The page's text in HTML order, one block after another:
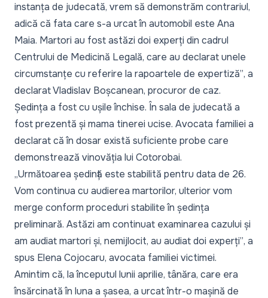
instanța de judecată, vrem să demonstrăm contrariul,
adică că fata care s-a urcat în automobil este Ana
Maia. Martori au fost astăzi doi experți din cadrul
Centrului de Medicină Legală, care au declarat unele
circumstanțe cu referire la rapoartele de expertiză”, a
declarat Vladislav Boșcanean, procuror de caz.
Ședința a fost cu ușile închise. În sala de judecată a
fost prezentă și mama tinerei ucise. Avocata familiei a
declarat că în dosar există suficiente probe care
demonstrează vinovăția lui Cotorobai.
„Următoarea ședință este stabilită pentru data de 26.
Vom continua cu audierea martorilor, ulterior vom
merge conform proceduri stabilite în ședința
preliminară. Astăzi am continuat examinarea cazului și
am audiat martori și, nemijlocit, au audiat doi experți”, a
spus Elena Cojocaru, avocata familiei victimei.
Amintim că, la începutul lunii aprilie, tânăra, care era
însărcinată în luna a șasea, a urcat într-o mașină de